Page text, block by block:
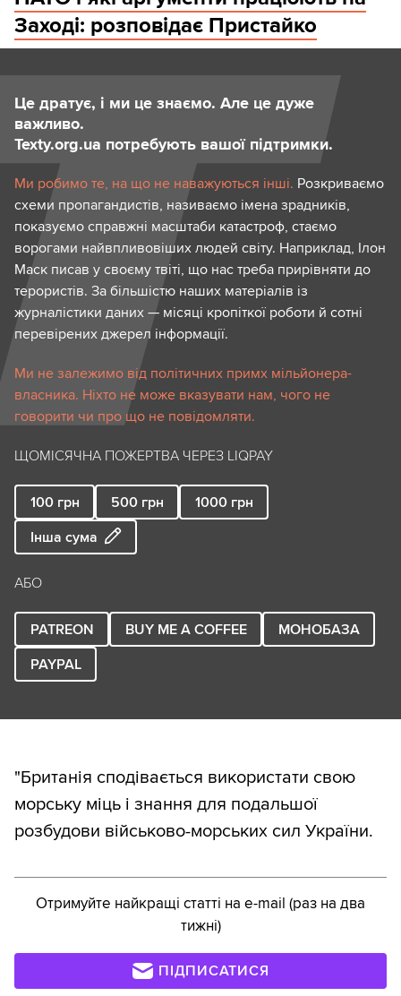
Заході: розповідає Пристайко
Це дратує, і ми це знаємо. Але це дуже
важливо.
Texty.org.ua потребують вашої підтримки.
Ми робимо те, на що не наважуються інші. Розкриваємо
схеми пропагандистів, називаємо імена зрадників,
показуємо справжні масштаби катастроф, стаємо
ворогами найвпливовіших людей світу. Наприклад, Ілон
Маск писав у своєму твіті, що нас треба прирівняти до
терористів. За більшістю наших матеріалів із
журналістики даних — місяці кропіткої роботи й сотні
перевірених джерел інформації.
Ми не залежимо від політичних примх мільйонера-
власника. Ніхто не може вказувати нам, чого не
говорити чи про що не повідомляти.
ЩОМІСЯЧНА ПОЖЕРТВА ЧЕРЕЗ LIQPAY
100 грн 500 грн 1000 грн
Інша сума
АБО
PATREON BUY ME A COFFEE
МОНОБАЗА
PAYPAL
"Британія сподівається використати свою
морську міць і знання для подальшої
розбудови військово-морських сил України.
Отримуйте найкращі статті на e-mail (раз на два
тижні)
ПІДПИСАТИСЯ